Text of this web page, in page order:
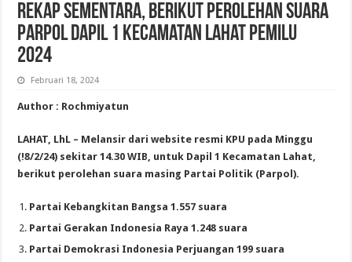
Rekap Sementara, Berikut Perolehan Suara
Parpol Dapil 1 Kecamatan Lahat Pemilu
2024
Februari 18, 2024
Author : Rochmiyatun
LAHAT, LhL – Melansir dari website resmi KPU pada Minggu
(!8/2/24) sekitar 14.30 WIB, untuk Dapil 1 Kecamatan Lahat,
berikut perolehan suara masing Partai Politik (Parpol).
Partai Kebangkitan Bangsa 1.557 suara
Partai Gerakan Indonesia Raya 1.248 suara
Partai Demokrasi Indonesia Perjuangan 199 suara